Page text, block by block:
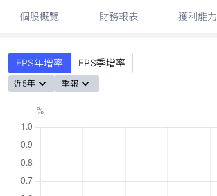
個股概覽 財務報表 獲利能力
EPS年增率 EPS季增率
近5年 季報